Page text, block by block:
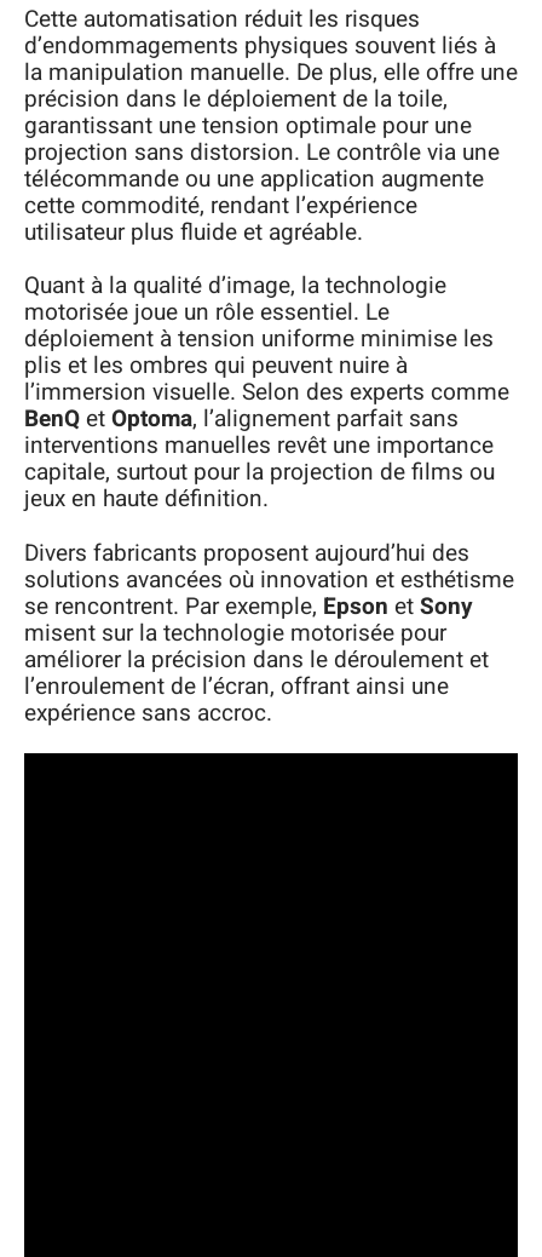
Cette automatisation réduit les risques
d’endommagements physiques souvent liés à
la manipulation manuelle. De plus, elle offre une
précision dans le déploiement de la toile,
garantissant une tension optimale pour une
projection sans distorsion. Le contrôle via une
télécommande ou une application augmente
cette commodité, rendant l’expérience
utilisateur plus fluide et agréable.
Quant à la qualité d’image, la technologie
motorisée joue un rôle essentiel. Le
déploiement à tension uniforme minimise les
plis et les ombres qui peuvent nuire à
l’immersion visuelle. Selon des experts comme
BenQetOptoma, l’alignement parfait sans
interventions manuelles revêt une importance
capitale, surtout pour la projection de films ou
jeux en haute définition.
Divers fabricants proposent aujourd’hui des
solutions avancées où innovation et esthétisme
se rencontrent. Par exemple, Epson etSony
misent sur la technologie motorisée pour
améliorer la précision dans le déroulement et
l’enroulement de l’écran, offrant ainsi une
expérience sans accroc.